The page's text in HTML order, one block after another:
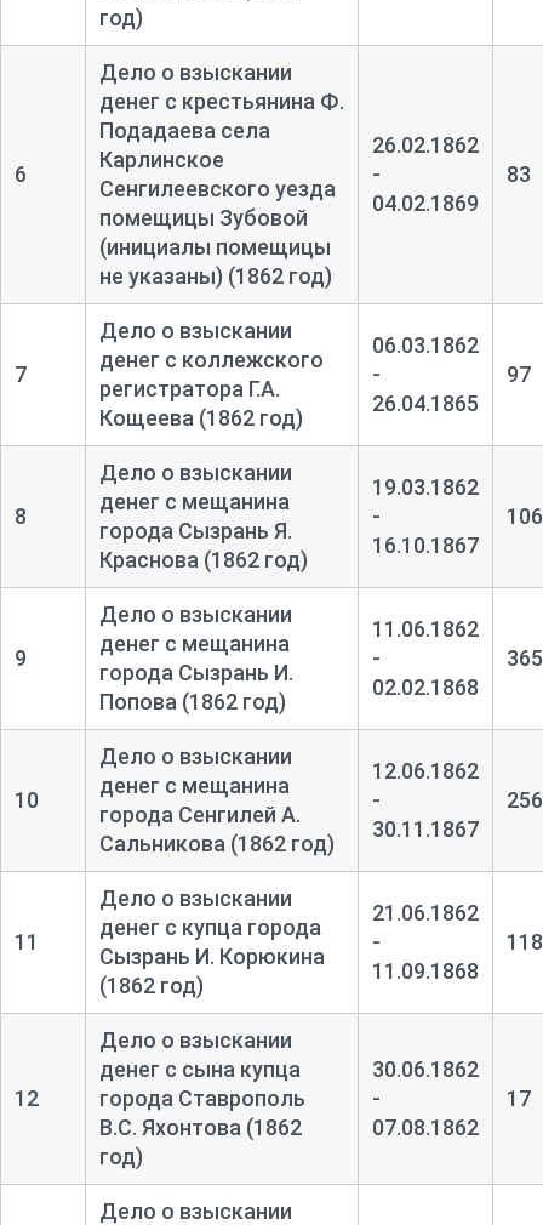
год)
6
Дело о взыскании
денег с крестьянина Ф.
Подадаева села
Карлинское
Сенгилеевского уезда
помещицы Зубовой
(инициалы помещицы
не указаны) (1862 год)
26.02.1862
-
04.02.1869
83
7
Дело о взыскании
денег с коллежского
регистратора Г.А.
Кощеева (1862 год)
06.03.1862
-
26.04.1865
97
8
Дело о взыскании
денег с мещанина
города Сызрань Я.
Краснова (1862 год)
19.03.1862
-
16.10.1867
106
9
Дело о взыскании
денег с мещанина
города Сызрань И.
Попова (1862 год)
11.06.1862
-
02.02.1868
365
10
Дело о взыскании
денег с мещанина
города Сенгилей А.
Сальникова (1862 год)
12.06.1862
-
30.11.1867
256
11
Дело о взыскании
денег с купца города
Сызрань И. Корюкина
(1862 год)
21.06.1862
-
11.09.1868
118
12
Дело о взыскании
денег с сына купца
города Ставрополь
В.С. Яхонтова (1862
год)
30.06.1862
-
07.08.1862
17
Дело о взыскании